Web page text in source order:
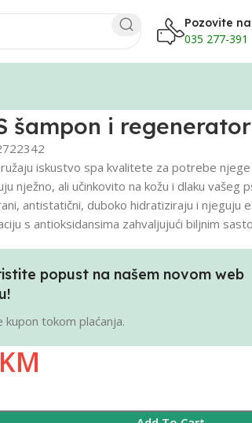
Pozovite
035 277-391
šampon i
iskustvo spa kvalitete za potrebe
nježno, ali učinkovito na kožu i dlaku vašeg
antistatični, duboko hidratiziraju i njeguju
s antioksidansima zahvaljujući biljnim
popust na našem novom web
kupon tokom plaćanja.
KM